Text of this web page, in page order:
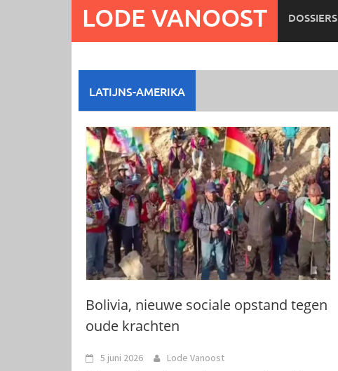
LODE VANOOST DOSSIERS
LATIJNS-AMERIKA
Bolivia, nieuwe sociale opstand tegen
oude krachten
5 juni 2026 Lode Vanoost